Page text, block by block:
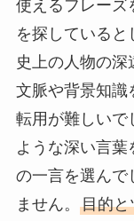
使えるフレーズ
を探している
史上の人物の
文脈や背景知識
転用が難しいで
ような深い言葉
の一言を選んで
ません。 目的と